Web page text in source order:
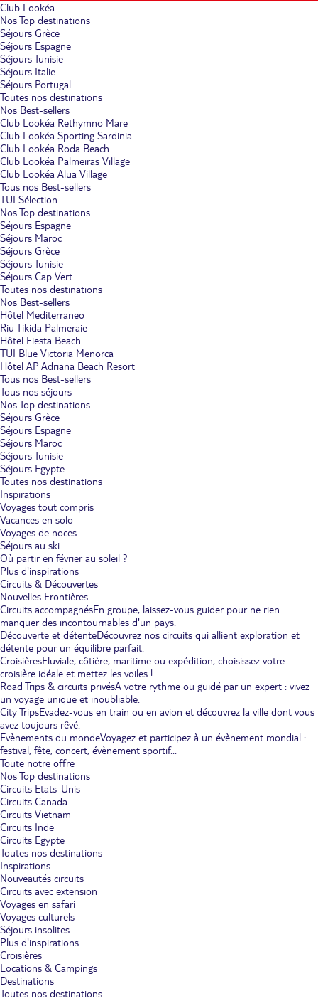
Club Lookéa
Nos Top destinations
Séjours Grèce
Séjours Espagne
Séjours Tunisie
Séjours Italie
Séjours Portugal
Toutes nos destinations
Nos Best-sellers
Club Lookéa Rethymno Mare
Club Lookéa Sporting Sardinia
Club Lookéa Roda Beach
Club Lookéa Palmeiras Village
Club Lookéa Alua Village
Tous nos Best-sellers
TUI Sélection
Nos Top destinations
Séjours Espagne
Séjours Maroc
Séjours Grèce
Séjours Tunisie
Séjours Cap Vert
Toutes nos destinations
Nos Best-sellers
Hôtel Mediterraneo
Riu Tikida Palmeraie
Hôtel Fiesta Beach
TUI Blue Victoria Menorca
Hôtel AP Adriana Beach Resort
Tous nos Best-sellers
Tous nos séjours
Nos Top destinations
Séjours Grèce
Séjours Espagne
Séjours Maroc
Séjours Tunisie
Séjours Egypte
Toutes nos destinations
Inspirations
Voyages tout compris
Vacances en solo
Voyages de noces
Séjours au ski
Où partir en février au soleil ?
Plus d'inspirations
Circuits & Découvertes
Nouvelles Frontières
Circuits accompagnésEn groupe, laissez-vous guider pour ne rien
manquer des incontournables d'un pays.
Découverte et détenteDécouvrez nos circuits qui allient exploration et
détente pour un équilibre parfait.
CroisièresFluviale, côtière, maritime ou expédition, choisissez votre
croisière idéale et mettez les voiles !
Road Trips & circuits privésA votre rythme ou guidé par un expert : vivez
un voyage unique et inoubliable.
City TripsEvadez-vous en train ou en avion et découvrez la ville dont vous
avez toujours rêvé.
Evènements du mondeVoyagez et participez à un évènement mondial :
festival, fête, concert, évènement sportif...
Toute notre offre
Nos Top destinations
Circuits Etats-Unis
Circuits Canada
Circuits Vietnam
Circuits Inde
Circuits Egypte
Toutes nos destinations
Inspirations
Nouveautés circuits
Circuits avec extension
Voyages en safari
Voyages culturels
Séjours insolites
Plus d'inspirations
Croisières
Locations & Campings
Destinations
Toutes nos destinations